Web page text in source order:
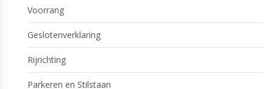
Voorrang
Geslotenverklaring
Rijrichting
Parkeren en Stilstaan